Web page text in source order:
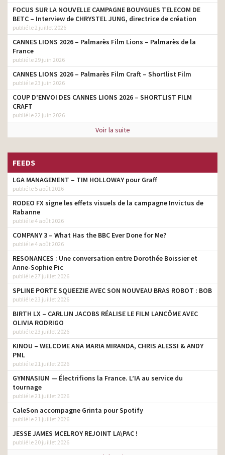
FOCUS SUR LA NOUVELLE CAMPAGNE BOUYGUES TELECOM DE
BETC – Interview de CHRYSTEL JUNG, directrice de création
publié le 2 juillet 2026
CANNES LIONS 2026 – Palmarès Film Lions – Palmarès de la
France
publié le 29 juin 2026
CANNES LIONS 2026 – Palmarès Film Craft – Shortlist Film
publié le 23 juin 2026
COUP D’ENVOI DES CANNES LIONS 2026 – SHORTLIST FILM
CRAFT
publié le 22 juin 2026
Voir la suite
FEEDS
LGA MANAGEMENT – TIM HOLLOWAY pour Graff
publié le 5 août 2026
RODEO FX signe les effets visuels de la campagne Invictus de
Rabanne
publié le 4 août 2026
COMPANY 3 – What Has the BBC Ever Done for Me?
publié le 4 août 2026
RESONANCES : Une conversation entre Dorothée Boissier et
Anne-Sophie Pic
publié le 27 juillet 2026
SPLINE PORTE SQUEEZIE AVEC SON NOUVEAU BRAS ROBOT : BOB
publié le 23 juillet 2026
BIRTH LX – CARLIJN JACOBS RÉALISE LE FILM LANCÔME AVEC
OLIVIA RODRIGO
publié le 23 juillet 2026
KINOU – WELCOME ANA MARIA MIRANDA, CHRIS ALESSI & ANDY
PML
publié le 21 juillet 2026
GYMNASIUM — Électrifions la France. L’IA au service du
tournage
publié le 21 juillet 2026
CaleSon accompagne Grinta pour Spotify
publié le 21 juillet 2026
JESSE JAMES MCELROY REJOINT LA\PAC !
publié le 20 juillet 2026